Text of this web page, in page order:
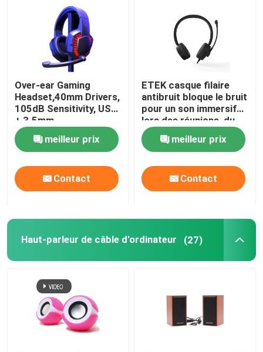
protection de refroidissement d'ordinateur portable
Chargeur de téléphone rapide
Cable de données à grande vitesse
Ventilateurs portables
Masseur musculaire
Webcam d'USB de PC
Les sources d'alimentation ATX
Over-ear Gaming
Headset,40mm Drivers,
105dB Sensitivity, USB
+ 3.5mm,
Omnidirectional Mic,
1.8M Cable, 20-20KHz
Frequency
meilleur prix
Contact
ETEK casque filaire
antibruit bloque le bruit
pour un son immersif
lors des réunions, du
travail ou des jeux
meilleur prix
Contact
Haut-parleur de câble d'ordinateur (27)